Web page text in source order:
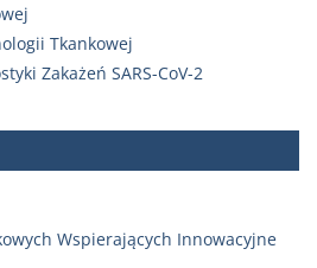
Tkankowej
Zakażeń SARS-CoV-2
Wspierających Innowacyjne